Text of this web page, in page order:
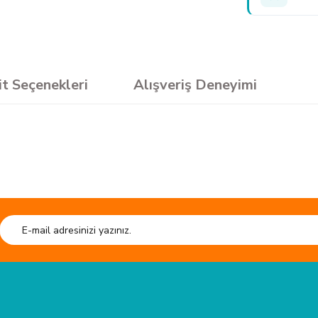
Seçenekleri Alışveriş Deneyimi
Soru Sor
kesim tahtası sistem çantası
HIZLI GÖNDERİ